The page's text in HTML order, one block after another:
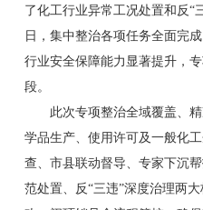
了化工行业异常工况处置和反“
日，集中整治各项任务全面完
行业安全保障能力显著提升，
段。
此次专项整治全域覆盖、
学品生产、使用许可及一般化
查、市县联动督导、专家下沉
范处置、反“三违”深度治理两